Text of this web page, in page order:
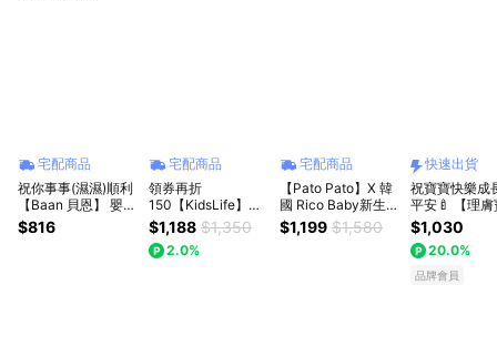
宅配商品
祝你事事(濕濕)順利
【Baan 貝恩】 嬰兒
保養柔濕巾80抽/12
入 +17元多一件｜新
$816
宅配商品
領券再折
150【KidsLife】寶
寶餐具彌月禮盒(B款
多色)｜新生兒禮 滿
月禮 嬰兒禮盒 周歲
$1,188 $1,350
2.0%
宅配商品
【Pato Pato】X 韓
國 Rico Baby新生兒
外出旅行禮盒組(濕
紙巾+旅行組) /新生
$1,199 $1,580
快速出貨
祝寶寶快樂成
平安🍼 【理膚
水】育兒神隊
禮｜理必佳極
霜200ml｜寶
兒禮｜嬰兒護
｜滿月禮｜彌
$1,030
20.0%
品牌會員